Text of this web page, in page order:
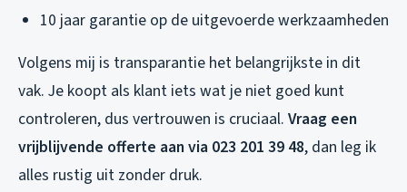
10 jaar garantie op de uitgevoerde werkzaamheden
Volgens mij is transparantie het belangrijkste in dit
vak. Je koopt als klant iets wat je niet goed kunt
controleren, dus vertrouwen is cruciaal. Vraag een
vrijblijvende offerte aan via 023 201 39 48, dan leg ik
alles rustig uit zonder druk.